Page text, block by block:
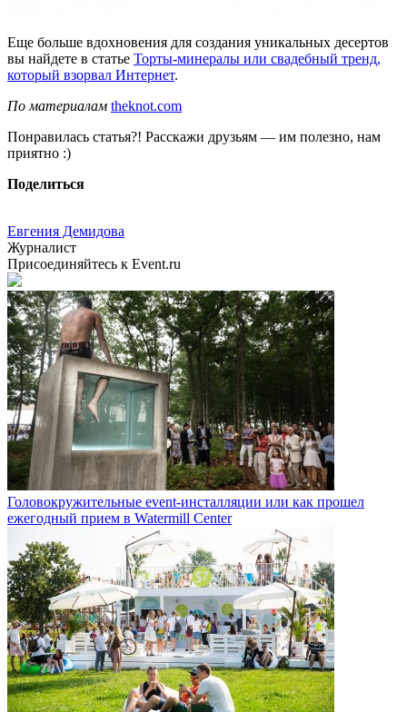
Еще больше вдохновения для создания уникальных десертов
вы найдете в статье Торты-минералы или свадебный тренд,
который взорвал Интернет.
По материалам theknot.com
Понравилась статья?! Расскажи друзьям — им полезно, нам
приятно :)
Поделиться
Евгения Демидова
Журналист
Присоединяйтесь к Event.ru
Головокружительные event-инсталляции или как прошел
ежегодный прием в Watermill Center